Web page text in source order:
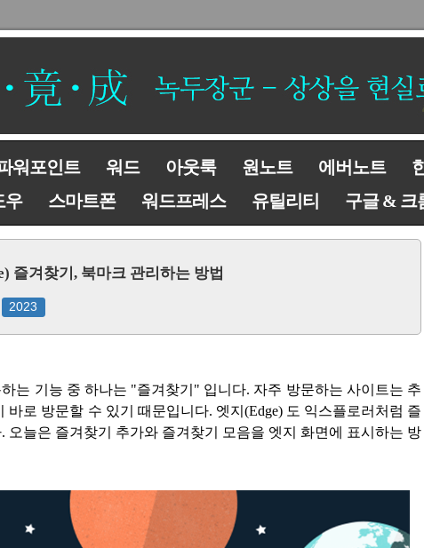
워포인트 워드 아웃룩 원노트 에버노트
우 스마트폰 워드프레스 유틸리티 구글 & 크
즐겨찾기, 북마크 관리하는 방법
2023
는 기능 중 하나는 "즐겨찾기 " 입니다. 자주 방문하는 사이트는 추
바로 방문할 수 있기 때문입니다. 엣지 (Edge) 도 익스플로러처럼 즐
. 오늘은 즐겨찾기 추가와 즐겨찾기 모음을 엣지 화면에 표시하는 방